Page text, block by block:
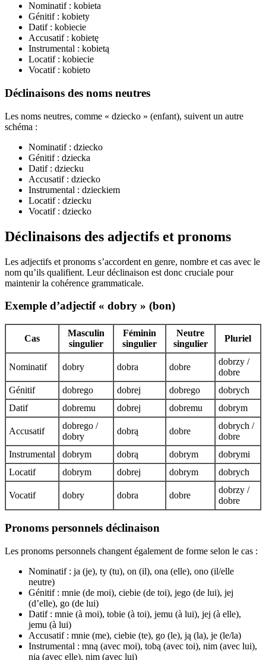
Nominatif : kobieta
Génitif : kobiety
Datif : kobiecie
Accusatif : kobietę
Instrumental : kobietą
Locatif : kobiecie
Vocatif : kobieto
Déclinaisons des noms neutres
Les noms neutres, comme « dziecko » (enfant), suivent un autre
schéma :
Nominatif : dziecko
Génitif : dziecka
Datif : dziecku
Accusatif : dziecko
Instrumental : dzieckiem
Locatif : dziecku
Vocatif : dziecko
Déclinaisons des adjectifs et pronoms
Les adjectifs et pronoms s’accordent en genre, nombre et cas avec le
nom qu’ils qualifient. Leur déclinaison est donc cruciale pour
maintenir la cohérence grammaticale.
Exemple d’adjectif « dobry » (bon)
Cas
Masculin
singulier
Féminin
singulier
Neutre
singulier
Pluriel
Nominatif dobry dobra dobre
dobrzy /
dobre
Génitif
dobrego dobrej dobrego
dobrych
Datif
dobremu dobrej dobremu dobrym
Accusatif
dobrego /
dobry
dobrą dobre
dobrych /
dobre
Instrumental
dobrym dobrą dobrym
dobrymi
Locatif
dobrym dobrej dobrym dobrych
Vocatif dobry dobra dobre
dobrzy /
dobre
Pronoms personnels déclinaison
Les pronoms personnels changent également de forme selon le cas :
Nominatif : ja (je), ty (tu), on (il), ona (elle), ono (il/elle
neutre)
Génitif : mnie (de moi), ciebie (de toi), jego (de lui), jej
(d’elle), go (de lui)
Datif : mnie (à moi), tobie (à toi), jemu (à lui), jej (à elle),
jemu (à lui)
Accusatif : mnie (me), ciebie (te), go (le), ją (la), je (le/la)
Instrumental : mną (avec moi), tobą (avec toi), nim (avec lui),
nią (avec elle), nim (avec lui)